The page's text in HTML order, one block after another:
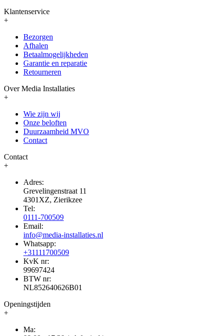
Klantenservice
+
Bezorgen
Afhalen
Betaalmogelijkheden
Garantie en reparatie
Retourneren
Over Media Installaties
+
Wie zijn wij
Onze beloften
Duurzaamheid MVO
Contact
Contact
+
Adres:
Grevelingenstraat 11
4301XZ, Zierikzee
Tel:
0111-700509
Email:
info@media-installaties.nl
Whatsapp:
+31111700509
KvK nr:
99697424
BTW nr:
NL852640626B01
Openingstijden
+
Ma: